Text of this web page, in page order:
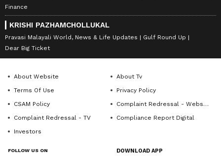
Finance
KRISHI PAZHAMCHOLLUKAL
Pravasi Malayali World, News & Life Updates
Gulf Round Up
Dear Big Ticket
About Website
About Tv
Terms Of Use
Privacy Policy
CSAM Policy
Complaint Redressal - Website
Complaint Redressal - TV
Compliance Report Digital
Investors
FOLLOW US ON DOWNLOAD APP